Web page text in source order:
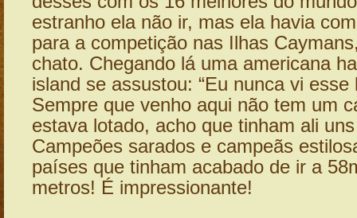
estranho ela não ir, mas ela havia
para a competição nas Ilhas
chato. Chegando lá uma americana
island se assustou: “Eu nunca vi
Sempre que venho aqui não tem um
estava lotado, acho que tinham ali
Campeões sarados e campeãs
países que tinham acabado de ir a
metros! É impressionante!